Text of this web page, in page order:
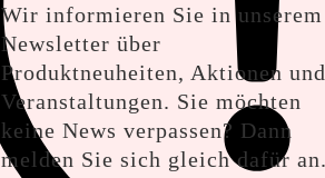
Wir informieren Sie in unserem
Newsletter über
Produktneuheiten, Aktionen und
Veranstaltungen. Sie möchten
keine News verpassen? Dann
melden Sie sich gleich dafür